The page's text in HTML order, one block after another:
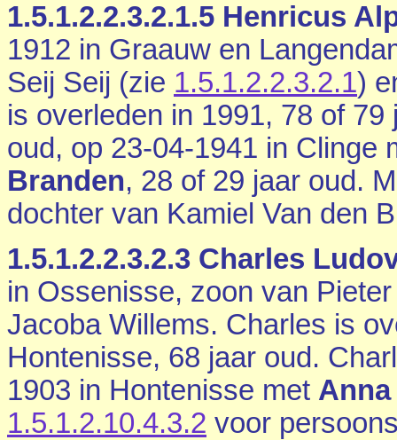
1.5.1.2.2.3.2.1.5 Henricus
1912 in Graauw en
Seij Seij (zie 1.5.1.2.2.3.2.1)
is overleden in 1991, 78 of
oud, op 23-04-1941 in Clinge
Branden, 28 of 29 jaar oud.
dochter van Kamiel Van den
1.5.1.2.2.3.2.3 Charles
in Ossenisse, zoon van
Jacoba Willems. Charles is
Hontenisse, 68 jaar oud.
1903 in Hontenisse met
1.5.1.2.10.4.3.2 voor